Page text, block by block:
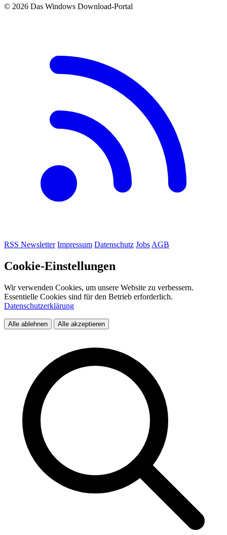
© 2026 Das Windows Download-Portal
RSS Newsletter Impressum Datenschutz Jobs AGB
Cookie-Einstellungen
Wir verwenden Cookies, um unsere Website zu verbessern.
Essentielle Cookies sind für den Betrieb erforderlich.
Datenschutzerklärung
Alle ablehnen Alle akzeptieren